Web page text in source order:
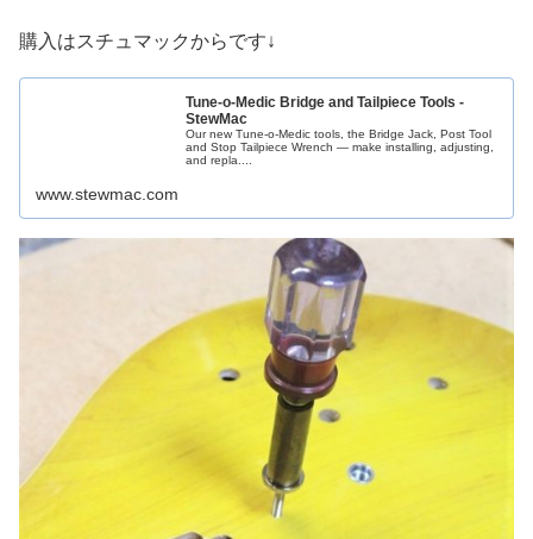
購入はスチュマックからです↓
Tune-o-Medic Bridge and Tailpiece Tools -
StewMac
Our new Tune-o-Medic tools, the Bridge Jack, Post Tool
and Stop Tailpiece Wrench — make installing, adjusting,
and repla....
www.stewmac.com